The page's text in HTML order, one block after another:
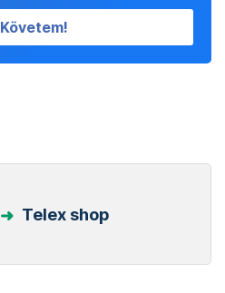
Követem!
Telex shop